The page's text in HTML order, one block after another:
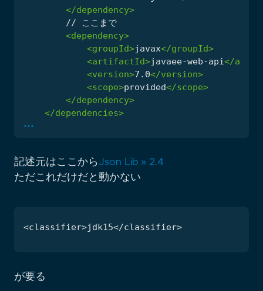
</dependency>
<dependency>
<groupId>javax</groupId>
<artifactId>javaee-web-api</
<version>7.0</version>
<scope>provided</scope>
</dependency>
</dependencies>
...
記述元はここから Json Lib » 2.4
ただこれだけだと動かない
が要る